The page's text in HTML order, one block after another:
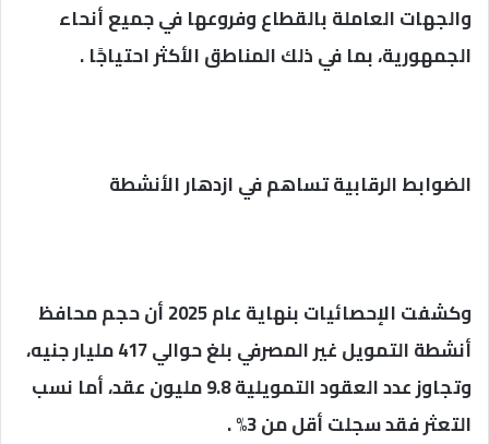
والجهات العاملة بالقطاع وفروعها في جميع أنحاء
الجمهورية، بما في ذلك المناطق الأكثر احتياجًا .
الضوابط الرقابية تساهم في ازدهار الأنشطة
وكشفت الإحصائيات بنهاية عام 2025 أن حجم محافظ
أنشطة التمويل غير المصرفي بلغ حوالي 417 مليار جنيه،
وتجاوز عدد العقود التمويلية 9.8 مليون عقد، أما نسب
التعثر فقد سجلت أقل من 3% .